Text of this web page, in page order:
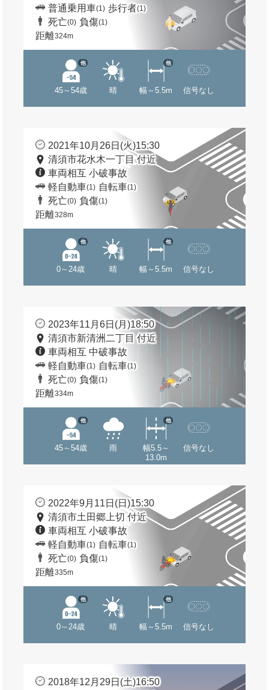
普通乗用車(1) 歩行者(1)
死亡(0) 負傷(1)
距離324m
45～54歳
他
晴 幅～5.5m
他
信号なし
2021年10月26日(火)15:30
清須市花水木一丁目 付近
車両相互 小破事故
軽自動車(1) 自転車(1)
死亡(0) 負傷(1)
距離328m
0～24歳
他
晴 幅～5.5m
他
信号なし
2023年11月6日(月)18:50
清須市新清洲二丁目 付近
車両相互 中破事故
軽自動車(1) 自転車(1)
死亡(0) 負傷(1)
距離334m
45～54歳
他
雨
幅5.5～
13.0m
他
信号なし
2022年9月11日(日)15:30
清須市土田郷上切 付近
車両相互 小破事故
軽自動車(1) 自転車(1)
死亡(0) 負傷(1)
距離335m
0～24歳
他
晴 幅～5.5m
他
信号なし
2018年12月29日(土)16:50